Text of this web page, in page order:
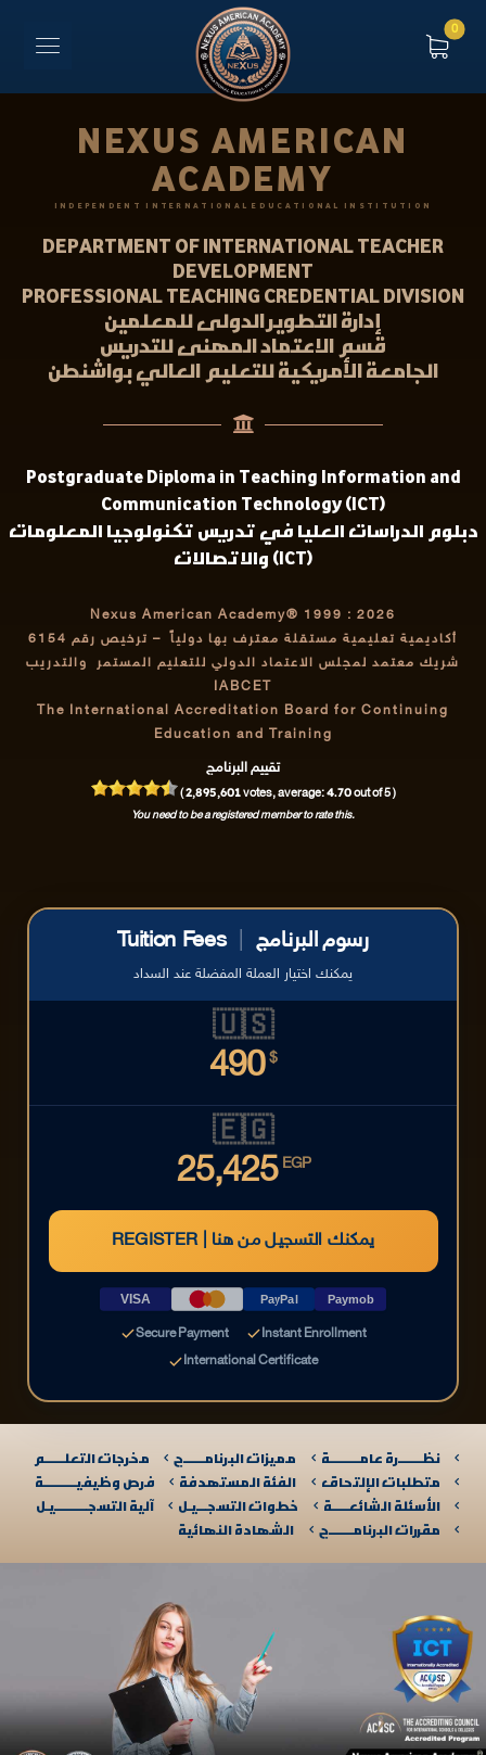
NEXUS AMERICAN
ACADEMY
INDEPENDENT INTERNATIONAL EDUCATIONAL INSTITUTION
DEPARTMENT OF INTERNATIONAL TEACHER
DEVELOPMENT
PROFESSIONAL TEACHING CREDENTIAL DIVISION
إدارة التطوير الدولى للمعلمين
قسم الاعتماد المهنى للتدريس
الجامعة الأمريكية للتعليم العالي بواشنطن
Postgraduate Diploma in Teaching Information and
Communication Technology (ICT)
دبلوم الدراسات العليا في تدريس تكنولوجيا المعلومات
والاتصالات (ICT)
Nexus American Academy® 1999 : 2026
أكاديمية تعليمية مستقلة معترف بها دولياً
– ترخيص رقم 6154
شريك معتمد لمجلس الاعتماد الدولي للتعليم المستمر والتدريب
IABCET
The International Accreditation Board for Continuing
Education and Training
تقييم البرنامج
(2,895,601votes, average:4.70out of 5 )
You need to be a registered member to rate this.
Tuition Fees رسوم البرنامج
يمكنك اختيار العملة المفضلة عند السداد
🇺🇸
490 $
🇪🇬
25,425 EGP
REGISTER | يمكنك التسجيل من هنا
VISA PayPal Paymob
Secure Payment
Instant Enrollment
International Certificate
نظـــــــرة عامـــــــــة مميزات البرنامــــــج
مخرجات التعلــــــم
متطلبات الإلتحاق
الفئة المستهدفة
فرص وظيفيــــــــــة
الأسئلة الشائعـــــة
خطوات التسجـــيـل
آلية التسجــــــــــيـل​
مقررات البرنامـــــــج
الشهادة النهائية